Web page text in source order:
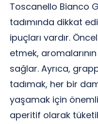
Toscanello Bianco
tadımında dikkat
ipuçları vardır.
etmek,
sağlar. Ayrıca,
tadımak, her bir
yaşamak için
aperitif olarak